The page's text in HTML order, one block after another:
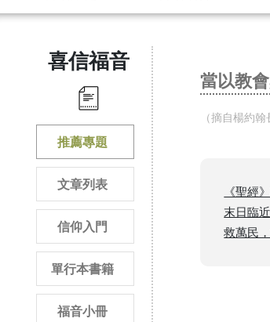
喜信福音
推薦專題
文章列表
信仰入門
單行本書籍
福音小冊
當以教
（摘自楊約
《聖經
末日臨
救萬民